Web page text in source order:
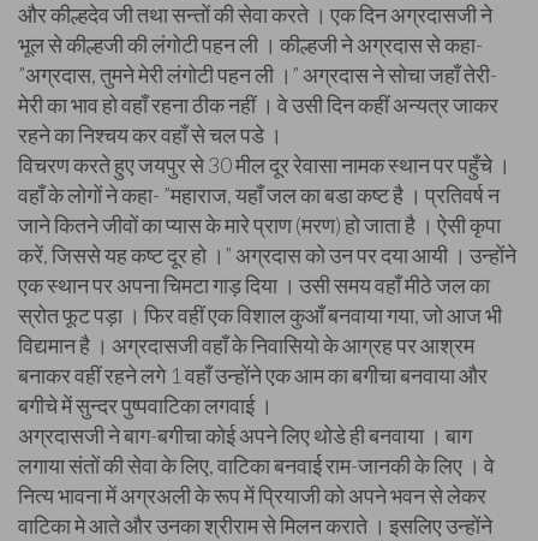
और कील्हदेव जी तथा सन्तों की सेवा करते । एक दिन अग्रदासजी ने
भूल से कील्हजी की लंगोटी पहन ली । कील्हजी ने अग्रदास से कहा-
”अग्रदास, तुमने मेरी लंगोटी पहन ली ।” अग्रदास ने सोचा जहाँ तेरी-
मेरी का भाव हो वहाँ रहना ठीक नहीं । वे उसी दिन कहीं अन्यत्र जाकर
रहने का निश्चय कर वहाँ से चल पडे ।
विचरण करते हुए जयपुर से 30 मील दूर रेवासा नामक स्थान पर पहुँचे ।
वहाँ के लोगों ने कहा- ”महाराज, यहाँ जल का बडा कष्ट है । प्रतिवर्ष न
जाने कितने जीवों का प्यास के मारे प्राण (मरण) हो जाता है । ऐसी कृपा
करें, जिससे यह कष्ट दूर हो ।” अग्रदास को उन पर दया आयी । उन्होंने
एक स्थान पर अपना चिमटा गाड़ दिया । उसी समय वहाँ मीठे जल का
स्रोत फूट पड़ा । फिर वहीं एक विशाल कुआँ बनवाया गया, जो आज भी
विद्यमान है । अग्रदासजी वहाँ के निवासियो के आग्रह पर आश्रम
बनाकर वहीं रहने लगे 1 वहाँ उन्होंने एक आम का बगीचा बनवाया और
बगीचे में सुन्दर पुष्पवाटिका लगवाई ।
अग्रदासजी ने बाग-बगीचा कोई अपने लिए थोडे ही बनवाया । बाग
लगाया संतों की सेवा के लिए, वाटिका बनवाई राम-जानकी के लिए । वे
नित्य भावना में अग्रअली के रूप में प्रियाजी को अपने भवन से लेकर
वाटिका मे आते और उनका श्रीराम से मिलन कराते । इसलिए उन्होंने